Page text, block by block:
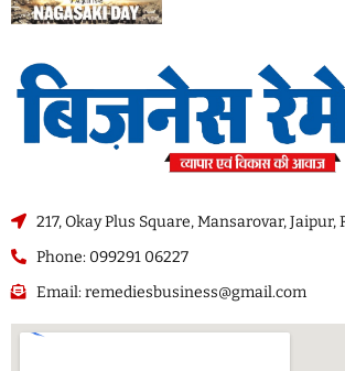
217, Okay Plus Square, Mansarovar, Jaipur,
Phone: 099291 06227
Email: remediesbusiness@gmail.com